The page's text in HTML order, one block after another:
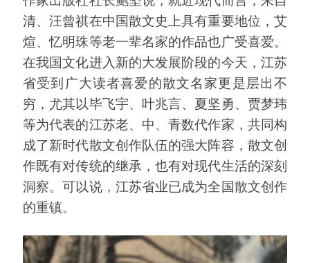
清、汪曾祺在中国散文史上具有重要地位，艾
煊、忆明珠等老一辈名家的作品也广受喜爱。
在我国文化进入新的大发展阶段的今天，江苏
省受到广大读者喜爱的散文名家更是层出不
穷，尤其以毕飞宇、叶兆言、夏坚勇、贾梦玮
等为代表的江苏老、中、青数代作家，共同构
成了新时代散文创作队伍的强大阵容，散文创
作既有对传统的继承，也有对现代生活的深刻
洞察。可以说，江苏省业已成为全国散文创作
的重镇。